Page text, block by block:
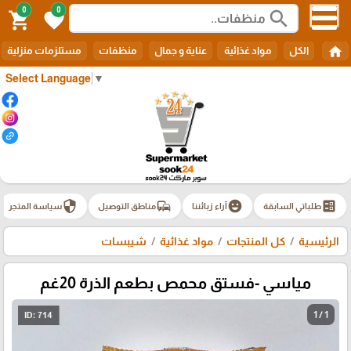
Select Language ▼
search
0
favorite
0
shopping_cart
home الكل مواد غذائية عناية و جمال منظفات مستلزمات منزلية
ballotطلباتي السابقة emoji_emotionsآراء زبائننا commuteمناطق التوصيل securityسياسة المتجر
الرئيسية كل المنتجات مواد غذائية شيبسات
مياسي -فستق محمص بطعم الذرة 20غم
1 / 1